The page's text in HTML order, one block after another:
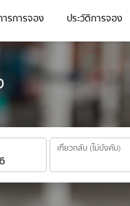
เที่ยวกลับ (ไม่บังคับ)
รการจอง ประวัติการจอง